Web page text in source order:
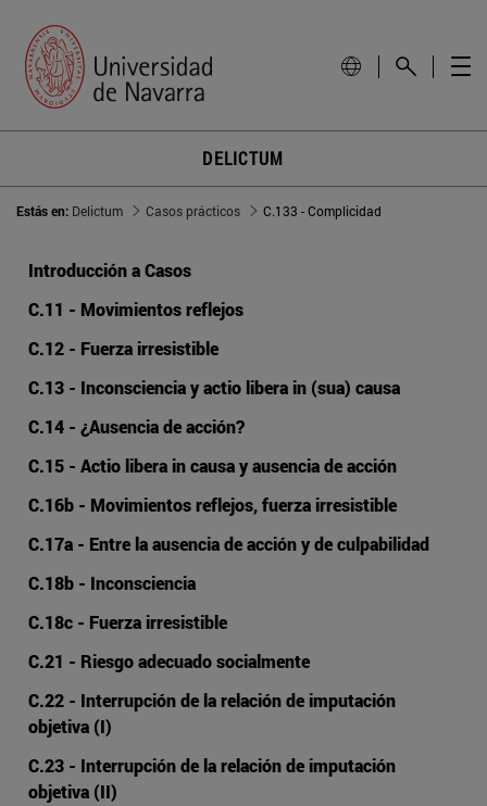
DELICTUM
Estás en: Delictum Casos prácticos C.133 - Complicidad
Introducción a Casos
C.11 - Movimientos reflejos
C.12 - Fuerza irresistible
C.13 - Inconsciencia y actio libera in (sua) causa
C.14 - ¿Ausencia de acción?
C.15 - Actio libera in causa y ausencia de acción
C.16b - Movimientos reflejos, fuerza irresistible
C.17a - Entre la ausencia de acción y de culpabilidad
C.18b - Inconsciencia
C.18c - Fuerza irresistible
C.21 - Riesgo adecuado socialmente
C.22 - Interrupción de la relación de imputación
objetiva (I)
C.23 - Interrupción de la relación de imputación
objetiva (II)